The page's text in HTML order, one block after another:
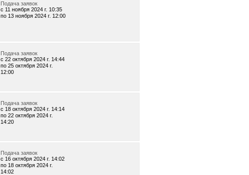
Подача заявок
c 11 ноября 2024 г. 10:35
по 13 ноября 2024 г. 12:00
Подача заявок
c 22 октября 2024 г. 14:44
по 25 октября 2024 г.
12:00
Подача заявок
c 18 октября 2024 г. 14:14
по 22 октября 2024 г.
14:20
Подача заявок
c 16 октября 2024 г. 14:02
по 18 октября 2024 г.
14:02